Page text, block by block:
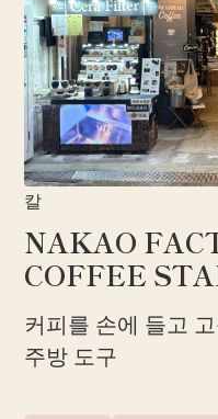
칼
NAKAO
COFFEE
커피를 손에 들고
주방 도구